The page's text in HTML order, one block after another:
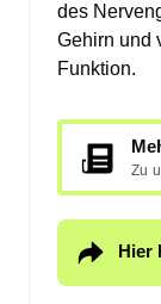
des
Gehirn und
Funktion.
Zu
Hier